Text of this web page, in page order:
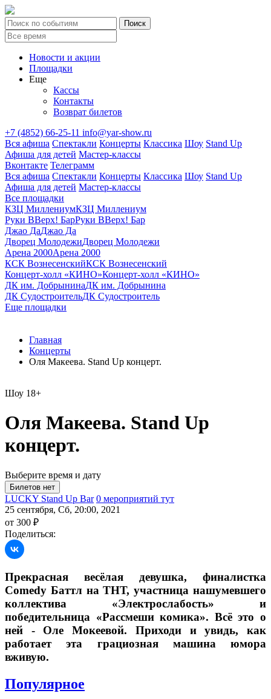
Новости и акции
Площадки
Еще
Кассы
Контакты
Возврат билетов
+7 (4852) 66-25-11 info@yar-show.ru
Вся афиша Спектакли Концерты Классика Шоу Stand Up
Афиша для детей Мастер-классы
Вконтакте Телеграмм
Вся афиша Спектакли Концерты Классика Шоу Stand Up
Афиша для детей Мастер-классы
Все площадки
КЗЦ МиллениумКЗЦ Миллениум
Руки ВВерх! БарРуки ВВерх! Бар
Джао ДаДжао Да
Дворец МолодежиДворец Молодежи
Арена 2000Арена 2000
КСК ВознесенскийКСК Вознесенский
Концерт-холл «КИНО»Концерт-холл «КИНО»
ДК им. ДобрынинаДК им. Добрынина
ДК СудостроительДК Судостроитель
Еще площадки
Главная
Концерты
Оля Макеева. Stand Up концерт.
Шоу 18+
Оля Макеева. Stand Up
концерт.
Выберите время и дату
LUCKY Stand Up Bar 0 мероприятий тут
25 сентября, Сб, 20:00, 2021
от 300 ₽
Поделиться:
Прекрасная весёлая девушка, финалистка
Comedy Баттл на ТНТ, участница нашумевшего
коллектива «Электрослабость» и
победительница «Рассмеши комика». Всё это о
ней - Оле Мокеевой. Приходи и увидь, как
работает эта грациозная машина юмора
вживую.
Популярное